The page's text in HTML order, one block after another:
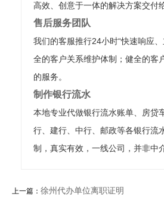
高效、创意于一体的解决方案交付
售后服务团队
我们的客服推行24小时“快速响应
全的客户关系维护体制；健全的客
的服务。
制作银行流水
本地专业代做银行流水账单、房贷
行、建行、中行、邮政等各银行流
制，真实有效，一线公司，并非中
上一篇： 徐州代办单位离职证明